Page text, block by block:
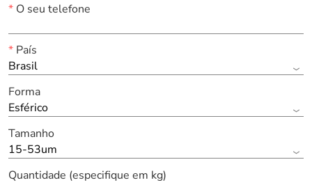
*O seu telefone
*País
Brasil
Forma
Esférico
Tamanho
15-53um
Quantidade (especifique em kg)